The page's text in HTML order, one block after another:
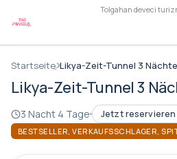
Tolgahan deveci
Startseite Likya-Zeit-Tunnel 3
Likya-Zeit-Tunnel 3
3 Nacht 4 Tage Jetzt
BESTSELLER, VERKAUFSSCHLAGER,